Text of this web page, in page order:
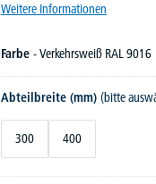
Weitere Informationen
Farbe - Verkehrsweiß RAL 9016
Abteilbreite (mm) (bitte
300 400